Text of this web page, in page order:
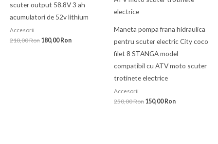
scuter output 58.8V 3 ah
acumulatori de 52v lithium
Accesorii
210,00Ron 180,00 Ron
Maneta pompa frana hidraulica
pentru scuter electric City coco
filet 8 STANGA model
compatibil cu ATV moto scuter
trotinete electrice
Accesorii
250,00Ron 150,00 Ron